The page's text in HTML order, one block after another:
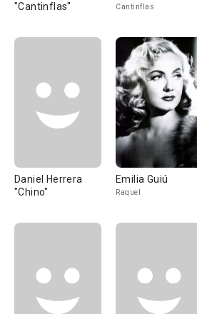
"Cantinflas"
Cantinflas
Daniel Herrera
"Chino"
Emilia Guiú
Raquel